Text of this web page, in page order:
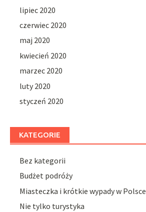
lipiec 2020
czerwiec 2020
maj 2020
kwiecień 2020
marzec 2020
luty 2020
styczeń 2020
KATEGORIE
Bez kategorii
Budżet podróży
Miasteczka i krótkie wypady w Polsce
Nie tylko turystyka